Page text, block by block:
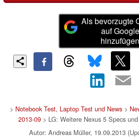
Als bevorzugte
auf Google
hinzufügen
> Notebook Test, Laptop Test und News>
2013-09> LG: Weitere Nexus 5 Specs
Autor: Andreas Müller, 19.09.2013